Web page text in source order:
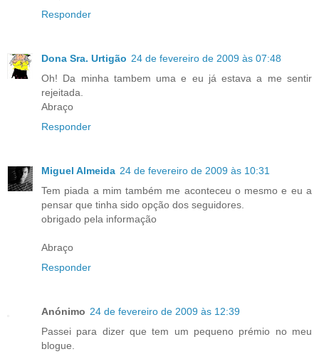
Responder
Dona Sra. Urtigão 24 de fevereiro de 2009 às 07:48
Oh! Da minha tambem uma e eu já estava a me sentir
rejeitada.
Abraço
Responder
Miguel Almeida 24 de fevereiro de 2009 às 10:31
Tem piada a mim também me aconteceu o mesmo e eu a
pensar que tinha sido opção dos seguidores.
obrigado pela informação
Abraço
Responder
Anónimo 24 de fevereiro de 2009 às 12:39
Passei para dizer que tem um pequeno prémio no meu
blogue.